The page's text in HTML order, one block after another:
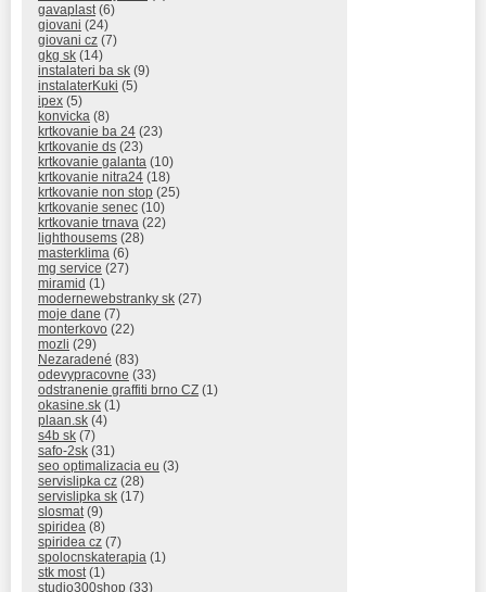
gavaplast(6)
giovani (24)
giovani cz (7)
gkg sk (14)
instalateri ba sk (9)
instalaterKuki (5)
ipex (5)
konvicka (8)
krtkovanie ba 24 (23)
krtkovanie ds (23)
krtkovanie galanta (10)
krtkovanie nitra24 (18)
krtkovanie non stop (25)
krtkovanie senec (10)
krtkovanie trnava (22)
lighthousems (28)
masterklima (6)
mg service (27)
miramid (1)
modernewebstranky sk (27)
moje dane (7)
monterkovo (22)
mozli (29)
Nezaradené (83)
odevypracovne (33)
odstranenie graffiti brno CZ (1)
okasine.sk (1)
plaan.sk (4)
s4b sk (7)
safo-2sk (31)
seo optimalizacia eu (3)
servislipka cz (28)
servislipka sk (17)
slosmat(9)
spiridea (8)
spiridea cz (7)
spolocnskaterapia (1)
stk most(1)
studio300shop (33)